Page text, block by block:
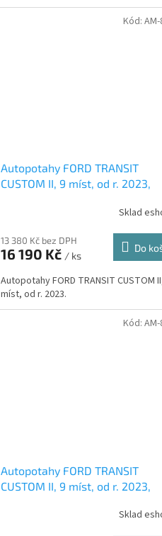
Autopotahy FORD TRANSIT
CUSTOM II, 9 míst, od r. 2023,
Sklad
13 380 Kč bez DPH
16 190 Kč / ks
Do
Autopotahy FORD TRANSIT CUSTOM
míst, od r. 2023.
Kód:
Autopotahy FORD TRANSIT
CUSTOM II, 9 míst, od r. 2023,
Sklad
Kód: